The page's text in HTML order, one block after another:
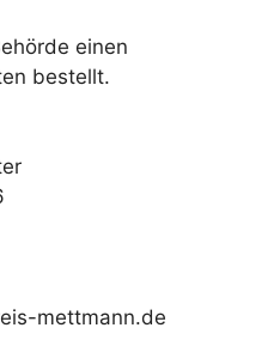
einen
bestellt.
mettmann.de